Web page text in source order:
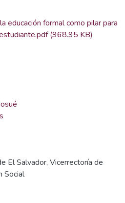
educación formal como pilar para
(968.95 KB)
El Salvador, Vicerrectoría de
Social